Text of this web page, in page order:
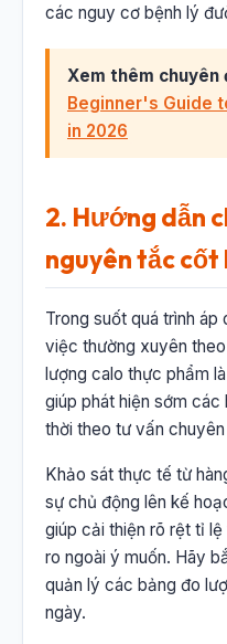
các nguy cơ bệnh lý
Xem thêm chuyên
Beginner's Guide
in 2026
2. Hướng dẫn
nguyên tắc cốt
Trong suốt quá trình
việc thường xuyên
lượng calo thực phẩm
giúp phát hiện sớm
thời theo tư vấn chuyên
Khảo sát thực tế từ
sự chủ động lên kế
giúp cải thiện rõ rệt tỉ
ro ngoài ý muốn. Hãy
quản lý các bảng đo
ngày.